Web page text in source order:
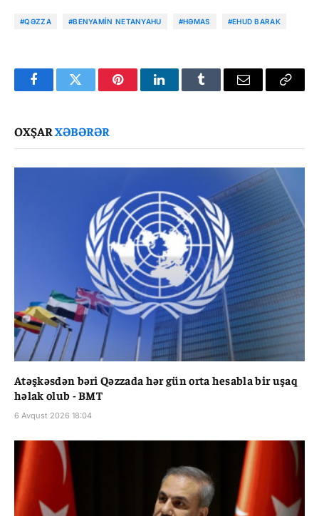
#QƏZZA #BENYAMIN NETANYAHU #HƏMAS #EHUD BARAK
FacebookTwitter PinterestLinkedInTumblr Email
Copy
OXŞARXƏBƏRƏR
Atəşkəsdən bəri Qəzzada hər gün orta hesabla bir uşaq
həlak olub - BMT
6 Avqust 2026 18:04